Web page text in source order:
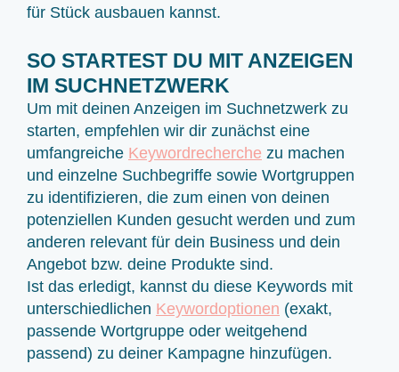
für Stück ausbauen kannst.
SO STARTEST DU MIT ANZEIGEN
IM SUCHNETZWERK
Um mit deinen Anzeigen im Suchnetzwerk zu
starten, empfehlen wir dir zunächst eine
umfangreiche Keywordrecherche zu machen
und einzelne Suchbegriffe sowie Wortgruppen
zu identifizieren, die zum einen von deinen
potenziellen Kunden gesucht werden und zum
anderen relevant für dein Business und dein
Angebot bzw. deine Produkte sind.
Ist das erledigt, kannst du diese Keywords mit
unterschiedlichen Keywordoptionen (exakt,
passende Wortgruppe oder weitgehend
passend) zu deiner Kampagne hinzufügen.